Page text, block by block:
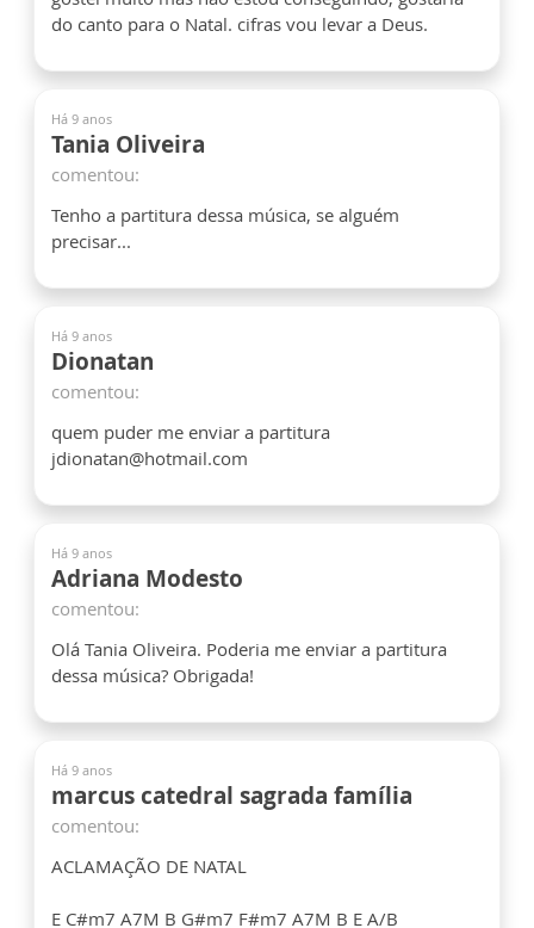
do canto para o Natal. cifras vou levar a Deus.
Há 9 anos
Tania Oliveira
comentou:
Tenho a partitura dessa música, se alguém
precisar...
Há 9 anos
Dionatan
comentou:
quem puder me enviar a partitura
jdionatan@hotmail.com
Há 9 anos
Adriana Modesto
comentou:
Olá Tania Oliveira. Poderia me enviar a partitura
dessa música? Obrigada!
Há 9 anos
marcus catedral sagrada família
comentou:
ACLAMAÇÃO DE NATAL
E C#m7 A7M B G#m7 F#m7 A7M B E A/B